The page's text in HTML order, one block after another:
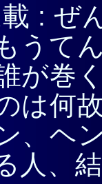
: ぜ
うて
が巻
は何
、ヘ
人、